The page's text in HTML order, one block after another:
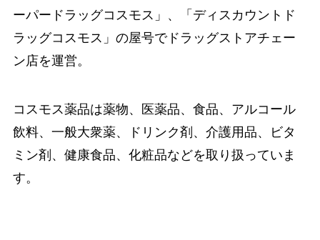
ーパードラッグコスモス」、「ディスカウントド
ラッグコスモス」の屋号でドラッグストアチェー
ン店を運営。
コスモス薬品は薬物、医薬品、食品、アルコール
飲料、一般大衆薬、ドリンク剤、介護用品、ビタ
ミン剤、健康食品、化粧品などを取り扱っていま
す。